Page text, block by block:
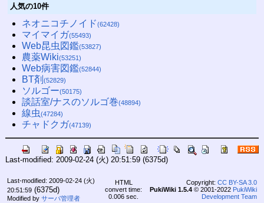
人気の10件
ネオニコチノイド(62428)
マイマイガ(55493)
Web昆虫図鑑(53827)
農薬Wiki(53251)
Web病害図鑑(52844)
BT剤 (52829)
ソルゴー(50175)
談話室/ナスのソルゴ巻(48894)
線虫(47284)
チャドクガ(47139)
Last-modified: 2009-02-24 (火) 20:51:59(6375d)
Last-modified: 2009-02-24 (火)
20:51:59(6375d)
Modified by サーバ管理者
HTML
convert time:
0.006 sec.
Copyright: CC BY-SA 3.0
PukiWiki 1.5.4© 2001-2022 PukiWiki
Development Team